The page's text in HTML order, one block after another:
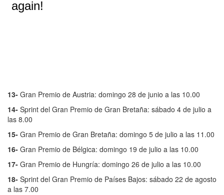
13- Gran Premio de Austria: domingo 28 de junio a las 10.00
14- Sprint del Gran Premio de Gran Bretaña: sábado 4 de julio a
las 8.00
15- Gran Premio de Gran Bretaña: domingo 5 de julio a las 11.00
16- Gran Premio de Bélgica: domingo 19 de julio a las 10.00
17- Gran Premio de Hungría: domingo 26 de julio a las 10.00
18- Sprint del Gran Premio de Países Bajos: sábado 22 de agosto
a las 7.00